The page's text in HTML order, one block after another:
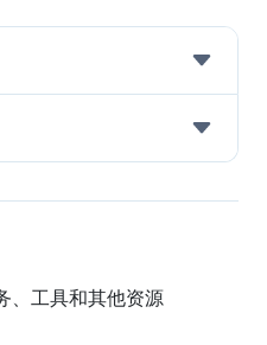
、工具和其他资源